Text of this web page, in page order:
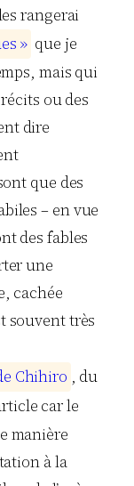
rangerai
es » que je
mais qui
ou des
dire
que des
– en vue
des fables
une
cachée
souvent très
e Chihiro , du
car le
manière
à la